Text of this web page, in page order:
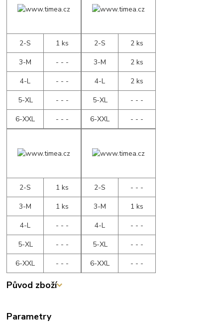
2-S
1 ks
3-M
- - -
4-L
- - -
5-XL
- - -
6-XXL
- - -
2-S
2 ks
3-M
2 ks
4-L
2 ks
5-XL
- - -
6-XXL
- - -
2-S
1 ks
3-M
1 ks
4-L
- - -
5-XL
- - -
6-XXL
- - -
2-S
- - -
3-M
1 ks
4-L
- - -
5-XL
- - -
6-XXL
- - -
Původ zboží
Parametry